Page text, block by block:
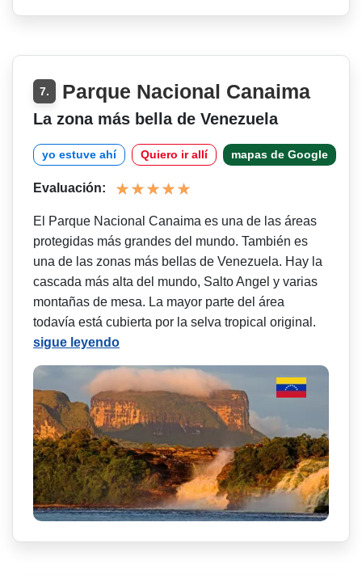
7. Parque Nacional Canaima
La zona más bella de Venezuela
yo estuve ahí Quiero ir allí mapas de Google
Evaluación:
El Parque Nacional Canaima es una de las áreas
protegidas más grandes del mundo. También es
una de las zonas más bellas de Venezuela. Hay la
cascada más alta del mundo, Salto Angel y varias
montañas de mesa. La mayor parte del área
todavía está cubierta por la selva tropical original.
sigue leyendo